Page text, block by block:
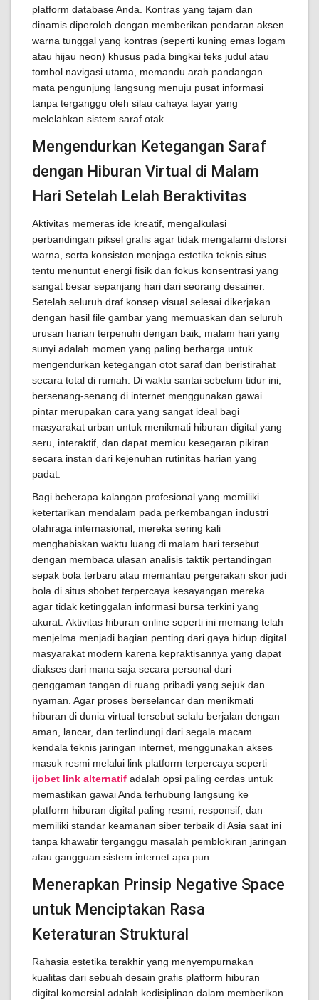
platform database Anda. Kontras yang tajam dan
dinamis diperoleh dengan memberikan pendaran aksen
warna tunggal yang kontras (seperti kuning emas logam
atau hijau neon) khusus pada bingkai teks judul atau
tombol navigasi utama, memandu arah pandangan
mata pengunjung langsung menuju pusat informasi
tanpa terganggu oleh silau cahaya layar yang
melelahkan sistem saraf otak.
Mengendurkan Ketegangan Saraf
dengan Hiburan Virtual di Malam
Hari Setelah Lelah Beraktivitas
Aktivitas memeras ide kreatif, mengalkulasi
perbandingan piksel grafis agar tidak mengalami distorsi
warna, serta konsisten menjaga estetika teknis situs
tentu menuntut energi fisik dan fokus konsentrasi yang
sangat besar sepanjang hari dari seorang desainer.
Setelah seluruh draf konsep visual selesai dikerjakan
dengan hasil file gambar yang memuaskan dan seluruh
urusan harian terpenuhi dengan baik, malam hari yang
sunyi adalah momen yang paling berharga untuk
mengendurkan ketegangan otot saraf dan beristirahat
secara total di rumah. Di waktu santai sebelum tidur ini,
bersenang-senang di internet menggunakan gawai
pintar merupakan cara yang sangat ideal bagi
masyarakat urban untuk menikmati hiburan digital yang
seru, interaktif, dan dapat memicu kesegaran pikiran
secara instan dari kejenuhan rutinitas harian yang
padat.
Bagi beberapa kalangan profesional yang memiliki
ketertarikan mendalam pada perkembangan industri
olahraga internasional, mereka sering kali
menghabiskan waktu luang di malam hari tersebut
dengan membaca ulasan analisis taktik pertandingan
sepak bola terbaru atau memantau pergerakan skor judi
bola di situs sbobet terpercaya kesayangan mereka
agar tidak ketinggalan informasi bursa terkini yang
akurat. Aktivitas hiburan online seperti ini memang telah
menjelma menjadi bagian penting dari gaya hidup digital
masyarakat modern karena kepraktisannya yang dapat
diakses dari mana saja secara personal dari
genggaman tangan di ruang pribadi yang sejuk dan
nyaman. Agar proses berselancar dan menikmati
hiburan di dunia virtual tersebut selalu berjalan dengan
aman, lancar, dan terlindungi dari segala macam
kendala teknis jaringan internet, menggunakan akses
masuk resmi melalui link platform terpercaya seperti
ijobet link alternatif adalah opsi paling cerdas untuk
memastikan gawai Anda terhubung langsung ke
platform hiburan digital paling resmi, responsif, dan
memiliki standar keamanan siber terbaik di Asia saat ini
tanpa khawatir terganggu masalah pemblokiran jaringan
atau gangguan sistem internet apa pun.
Menerapkan Prinsip Negative Space
untuk Menciptakan Rasa
Keteraturan Struktural
Rahasia estetika terakhir yang menyempurnakan
kualitas dari sebuah desain grafis platform hiburan
digital komersial adalah kedisiplinan dalam memberikan